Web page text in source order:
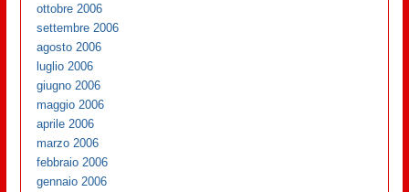
ottobre 2006
settembre 2006
agosto 2006
luglio 2006
giugno 2006
maggio 2006
aprile 2006
marzo 2006
febbraio 2006
gennaio 2006